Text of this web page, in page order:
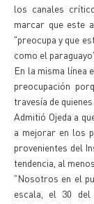
los canales
marcar que este
"preocupa y que
como el
En la misma línea
preocupación
travesía de
Admitió Ojeda a
a mejorar en los
provenientes del
tendencia, al
"Nosotros en el
escala, el 30 del